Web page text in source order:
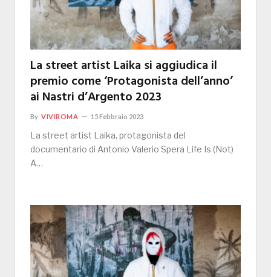
La street artist Laika si aggiudica il
premio come ‘Protagonista dell’anno’
ai Nastri d’Argento 2023
By VIVIROMA 15 Febbraio 2023
La street artist Laika, protagonista del
documentario di Antonio Valerio Spera Life Is (Not)
A…